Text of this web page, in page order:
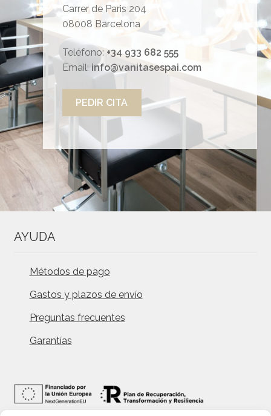
Carrer de Paris 204
08008 Barcelona
Teléfono: +34 933 682 555
Email: info@vanitasespai.com
PEDIR CITA
AYUDA
Métodos de pago
Gastos y plazos de envío
Preguntas frecuentes
Garantías